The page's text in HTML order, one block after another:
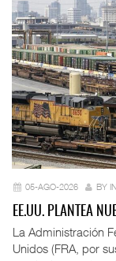
05-AGO-2026 BY
EE.UU. PLANTEA
La Administración
Unidos (FRA, por